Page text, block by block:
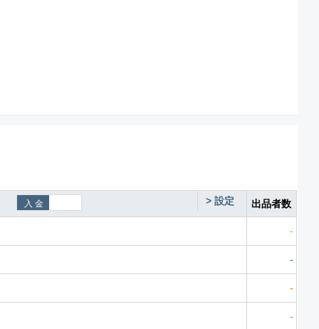
> 設定 出品者数
-
-
-
-